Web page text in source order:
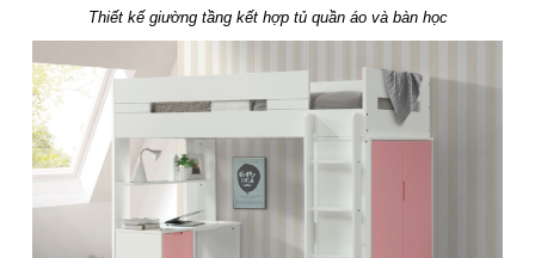
Thiết kế giường tầng kết hợp tủ quần áo và bàn học